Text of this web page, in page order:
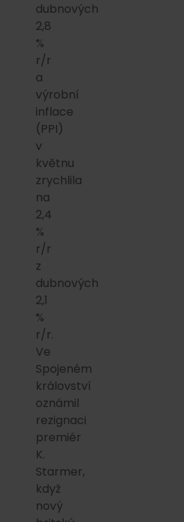
dubnových
2,8
%
r/r
a
výrobní
inflace
(PPI)
v
květnu
zrychlila
na
2,4
%
r/r
z
dubnových
2,1
%
r/r.
Ve
Spojeném
království
oznámil
rezignaci
premiér
K.
Starmer,
když
nový